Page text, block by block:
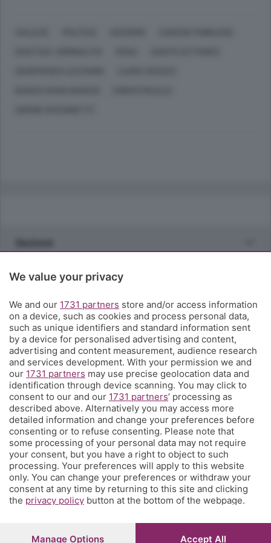
Sezioni
Rubriche
Territorio
Servizi
Chi Siamo
Community
Network
© COPYRIGHT 2026 - S.E.S.A.A.B. S.p.a. con sede in Viale
Papa Giovanni XXIII, 118 24121 Bergamo - E' vietata la
We value your privacy
We and our 1731 partners store and/or access information
on a device, such as cookies and process personal data,
such as unique identifiers and standard information sent
by a device for personalised advertising and content,
advertising and content measurement, audience research
and services development. With your permission we and
our 1731 partners may use precise geolocation data and
identification through device scanning. You may click to
consent to our and our 1731 partners’ processing as
described above. Alternatively you may access more
detailed information and change your preferences before
consenting or to refuse consenting. Please note that
some processing of your personal data may not require
your consent, but you have a right to object to such
processing. Your preferences will apply to this website
only. You can change your preferences or withdraw your
consent at any time by returning to this site and clicking
the privacy policy button at the bottom of the webpage.
Manage Options Accept All